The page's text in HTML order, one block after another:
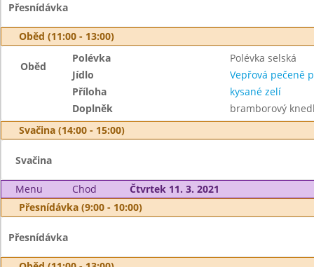
Přesnídávka
Oběd (11:00 - 13:00)
Oběd
Polévka
Polévka selská
Jídlo
Vepřová pečeně
Příloha
kysané zelí
Doplněk
bramborový
Svačina (14:00 - 15:00)
Svačina
Menu Chod
Čtvrtek 11. 3. 2021
Přesnídávka (9:00 - 10:00)
Přesnídávka